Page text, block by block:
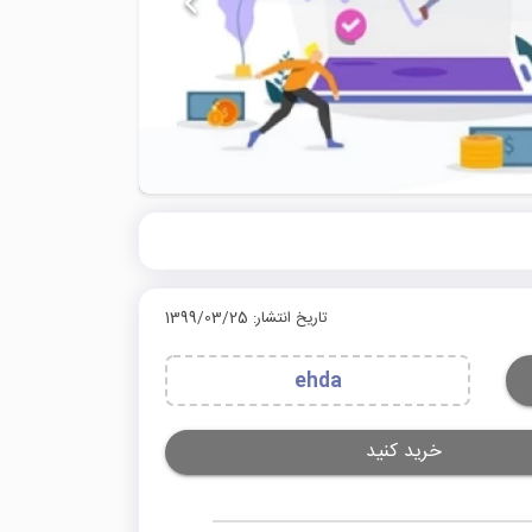
تاریخ انتشار: 1399/03/25
ehda
خرید کنید